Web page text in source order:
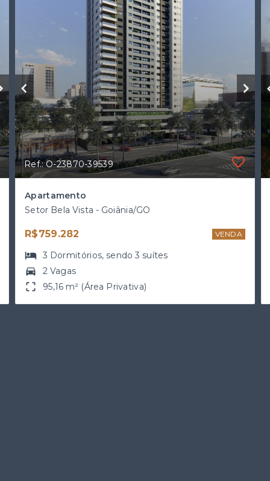
Ref.: O-23870-39539
Apartamento
Setor Bela Vista - Goiânia/GO
R$759.282 VENDA
3 Dormitórios, sendo3 suítes
2 Vagas
95,16 m² (Área Privativa)